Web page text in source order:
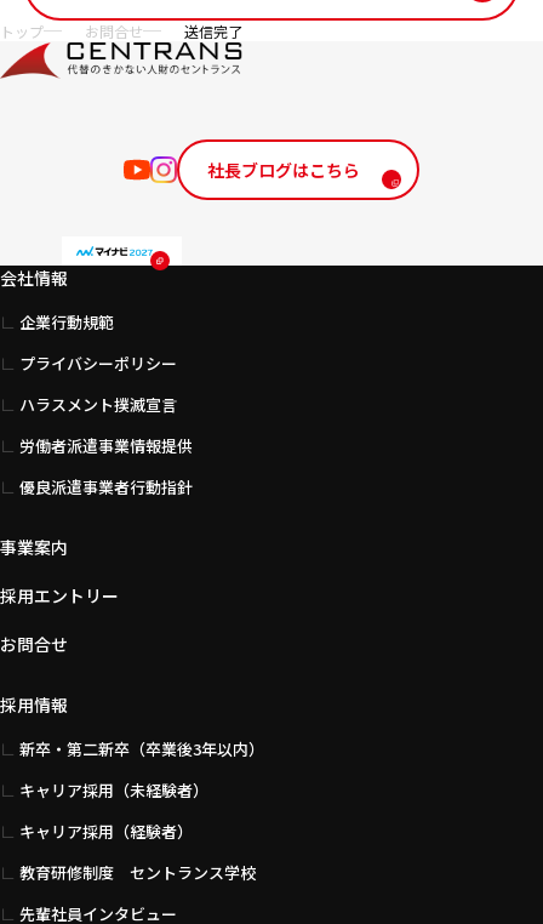
サイト内の現在地
トップ お問合せ 送信完了
社長ブログはこちら
会社情報
企業行動規範
プライバシーポリシー
ハラスメント撲滅宣言
労働者派遣事業情報提供
優良派遣事業者行動指針
事業案内
採用エントリー
お問合せ
採用情報
新卒・第二新卒（卒業後3年以内）
キャリア採用（未経験者）
キャリア採用（経験者）
教育研修制度 セントランス学校
先輩社員インタビュー